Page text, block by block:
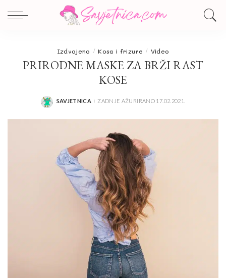
Izdvojeno Kosa i frizure Video
PRIRODNE MASKE ZA BRŽI RAST
KOSE
POSTED
SAVJETNICA ZADNJE AŽURIRANO 17.02.2021.